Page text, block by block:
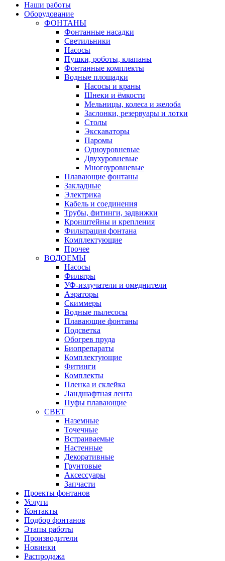
Наши работы
Оборудование
ФОНТАНЫ
Фонтанные насадки
Cветильники
Насосы
Пушки, роботы, клапаны
Фонтанные комплекты
Водные площадки
Насосы и краны
Шнеки и ёмкости
Мельницы, колеса и желоба
Заслонки, резервуары и лотки
Столы
Экскаваторы
Паромы
Одноуровневые
Двухуровневые
Многоуровневые
Плавающие фонтаны
Закладные
Электрика
Кабель и соединения
Трубы, фитинги, задвижки
Кронштейны и крепления
Фильтрация фонтана
Комплектующие
Прочее
ВОДОЕМЫ
Насосы
Фильтры
УФ-излучатели и омеднители
Аэраторы
Cкиммеры
Водные пылесосы
Плавающие фонтаны
Подсветка
Обогрев пруда
Биопрепараты
Комплектующие
Фитинги
Комплекты
Пленка и склейка
Ландшафтная лента
Пуфы плавающие
СВЕТ
Наземные
Точечные
Встраиваемые
Настенные
Декоративные
Грунтовые
Аксессуары
Запчасти
Проекты фонтанов
Услуги
Контакты
Подбор фонтанов
Этапы работы
Производители
Новинки
Распродажа